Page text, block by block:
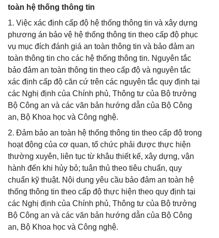
toàn hệ thống thông tin
1. Việc xác định cấp độ hệ thống thông tin và xây dựng
phương án bảo vệ hệ thống thông tin theo cấp độ phục
vụ mục đích đánh giá an toàn thông tin và bảo đảm an
toàn thông tin cho các hệ thống thông tin. Nguyên tắc
bảo đảm an toàn thông tin theo cấp độ và nguyên tắc
xác định cấp độ căn cứ trên các nguyên tắc quy định tại
các Nghị định của Chính phủ, Thông tư của Bộ trưởng
Bộ Công an và các văn bản hướng dẫn của Bộ Công
an, Bộ Khoa học và Công nghệ.
2. Đảm bảo an toàn hệ thống thông tin theo cấp độ trong
hoạt động của cơ quan, tổ chức phải được thực hiện
thường xuyên, liên tục từ khâu thiết kế, xây dựng, vận
hành đến khi hủy bỏ; tuân thủ theo tiêu chuẩn, quy
chuẩn kỹ thuật. Nội dung yêu cầu bảo đảm an toàn hệ
thống thông tin theo cấp độ thực hiện theo quy định tại
các Nghị định của Chính phủ, Thông tư của Bộ trưởng
Bộ Công an và các văn bản hướng dẫn của Bộ Công
an, Bộ Khoa học và Công nghệ.